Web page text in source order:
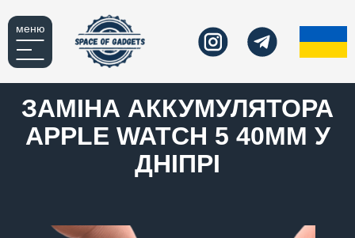
меню
ЗАМІНА АККУМУЛЯТОРА
APPLE WATCH 5 40MM У
ДНІПРІ